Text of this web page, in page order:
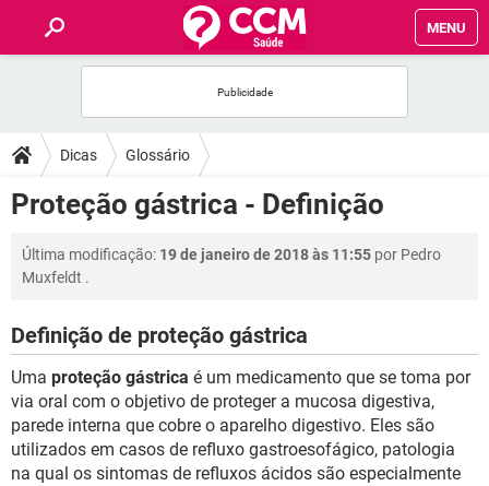
MENU
FÓRUM
SAÚDE
FAMÍLIA
SEXUALIDADE
GLOSSÁRIO
Dicas Glossário
Proteção gástrica - Definição
Última modificação: 19 de janeiro de 2018 às 11:55 por Pedro
Muxfeldt .
Definição de proteção gástrica
Uma proteção gástrica é um medicamento que se toma por
via oral com o objetivo de proteger a mucosa digestiva,
parede interna que cobre o aparelho digestivo. Eles são
utilizados em casos de refluxo gastroesofágico, patologia
na qual os sintomas de refluxos ácidos são especialmente